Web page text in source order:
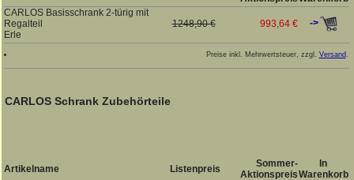
CARLOS Basisschrank 2-türig mit
Regalteil
Erle
1248,90 € 993,64 € ->
Preise inkl. Mehrwertsteuer, zzgl. Versand
CARLOS Schrank Zubehörteile
Artikelname Listenpreis
Sommer-
Aktionspreis
In
Warenkorb